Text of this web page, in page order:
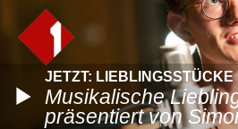
JETZT: LIEBLINGSSTÜCKE
Musikalische
präsentiert von